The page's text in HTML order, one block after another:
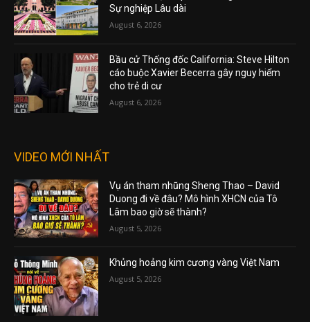
Sự nghiệp Lâu dài
August 6, 2026
Bầu cử Thống đốc California: Steve Hilton
cáo buộc Xavier Becerra gây nguy hiểm
cho trẻ di cư
August 6, 2026
VIDEO MỚI NHẤT
Vụ án tham nhũng Sheng Thao – David
Duong đi về đâu? Mô hình XHCN của Tô
Lâm bao giờ sẽ thành?
August 5, 2026
Khủng hoảng kim cương vàng Việt Nam
August 5, 2026